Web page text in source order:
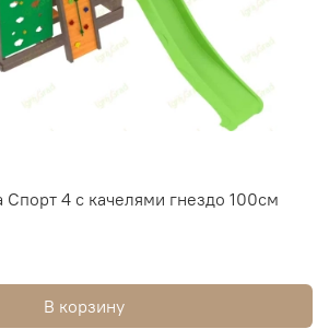
Спорт 4 с качелями гнездо 100см
В корзину